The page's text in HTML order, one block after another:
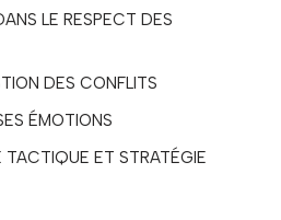
LE RESPECT DES
DES CONFLITS
ÉMOTIONS
TACTIQUE ET STRATÉGIE